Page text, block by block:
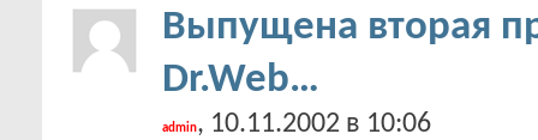
Выпущена вторая
Dr.Web…
admin, 10.11.2002 в 10:06